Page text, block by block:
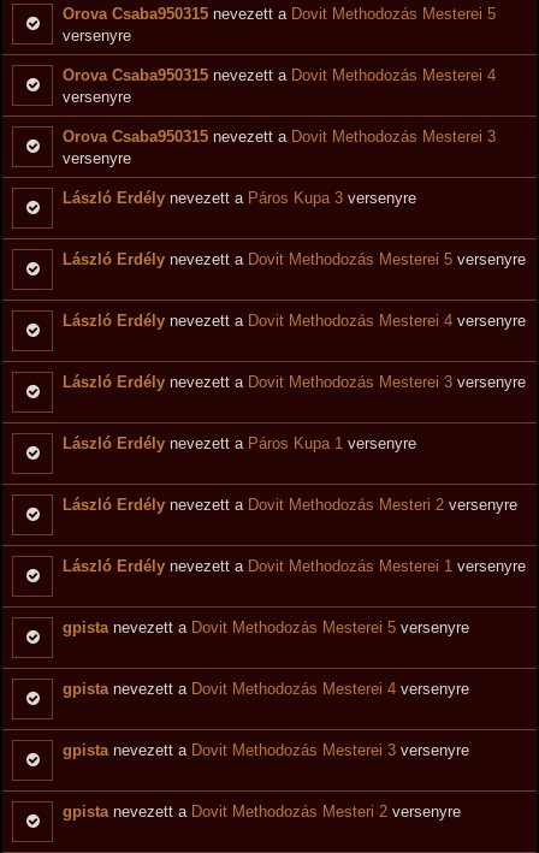
Orova Csaba950315 nevezett a Dovit Methodozás Mesterei 5
versenyre
Orova Csaba950315 nevezett a Dovit Methodozás Mesterei 4
versenyre
Orova Csaba950315 nevezett a Dovit Methodozás Mesterei 3
versenyre
László Erdély nevezett a Páros Kupa 3 versenyre
László Erdély nevezett a Dovit Methodozás Mesterei 5 versenyre
László Erdély nevezett a Dovit Methodozás Mesterei 4 versenyre
László Erdély nevezett a Dovit Methodozás Mesterei 3 versenyre
László Erdély nevezett a Páros Kupa 1 versenyre
László Erdély nevezett a Dovit Methodozás Mesteri 2 versenyre
László Erdély nevezett a Dovit Methodozás Mesterei 1 versenyre
gpistanevezett a Dovit Methodozás Mesterei 5 versenyre
gpistanevezett a Dovit Methodozás Mesterei 4 versenyre
gpistanevezett a Dovit Methodozás Mesterei 3 versenyre
gpistanevezett a Dovit Methodozás Mesteri 2 versenyre